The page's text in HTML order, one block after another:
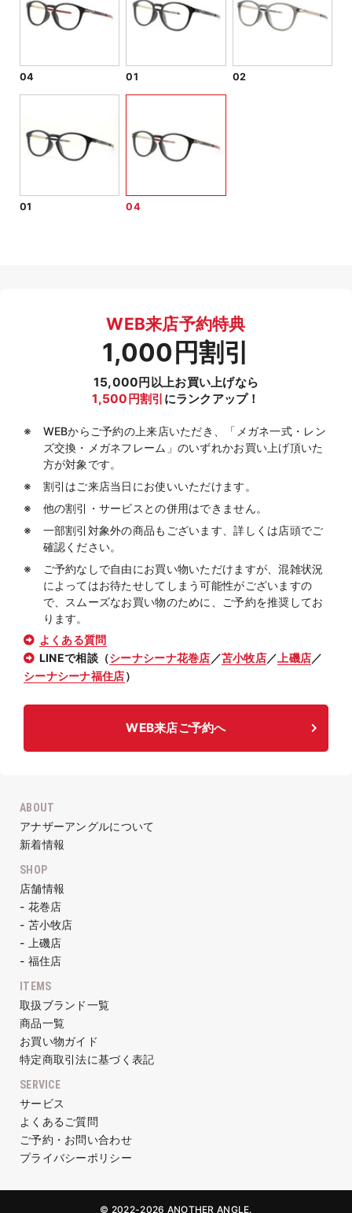
04 01 02
01 04
WEB来店予約特典
1,000円割引
15,000円以上お買い上げなら
1,500円割引 にランクアップ！
WEBからご予約の上来店いただき、「メガネ一式・レン
ズ交換・メガネフレーム」のいずれかお買い上げ頂いた
方が対象です。
割引はご来店当日にお使いいただけます。
他の割引・サービスとの併用はできません。
一部割引対象外の商品もございます、詳しくは店頭でご
確認ください。
ご予約なしで自由にお買い物いただけますが、混雑状況
によってはお待たせしてしまう可能性がございますの
で、スムーズなお買い物のために、ご予約を推奨してお
ります。
よくある質問
LINEで相談（シーナシーナ花巻店 ／苫小牧店／ 上磯店／
シーナシーナ福住店）
WEB来店ご予約へ
ABOUT
アナザーアングルについて
新着情報
SHOP
店舗情報
- 花巻店
- 苫小牧店
- 上磯店
- 福住店
ITEMS
取扱ブランド一覧
商品一覧
お買い物ガイド
特定商取引法に基づく表記
SERVICE
サービス
よくあるご質問
ご予約・お問い合わせ
プライバシーポリシー
© 2022-2026 ANOTHER ANGLE.